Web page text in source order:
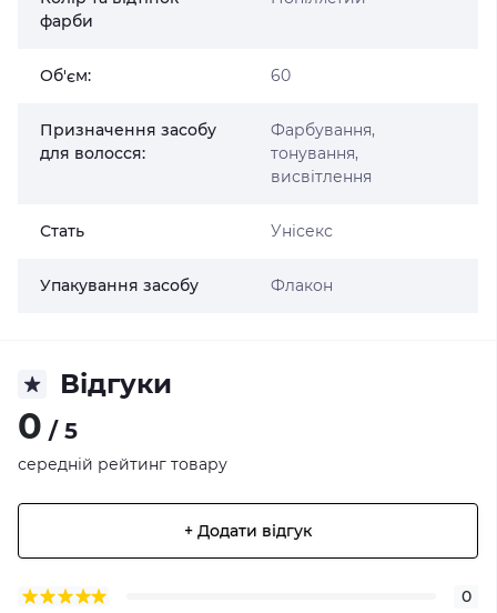
фарби
Об'єм: 60
Призначення засобу
для волосся:
Фарбування,
тонування,
висвітлення
Стать Унісекс
Упакування засобу Флакон
Відгуки
0 / 5
середній рейтинг товару
+ Додати відгук
0